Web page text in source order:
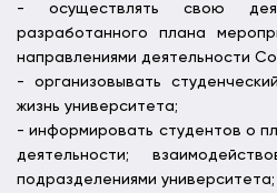
- осуществлять свою
разработанного плана
направлениями деятельности
- организовывать
жизнь университета;
- информировать студентов о
деятельности;
подразделениями университета;